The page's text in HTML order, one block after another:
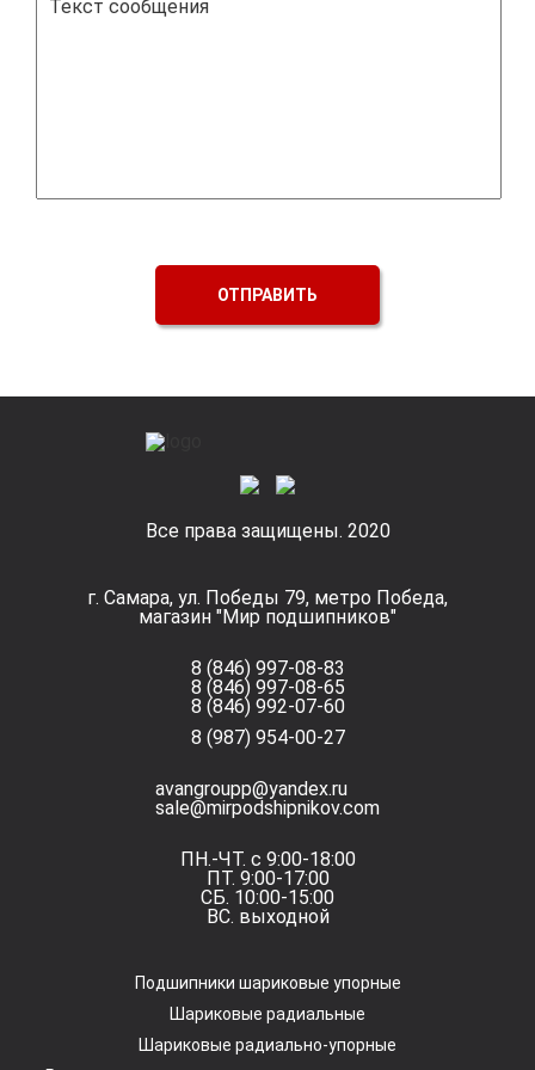
ОТПРАВИТЬ
Все права защищены. 2020
г. Самара, ул. Победы 79, метро Победа,
магазин "Мир подшипников"
8 (846) 997-08-83
8 (846) 997-08-65
8 (846) 992-07-60
8 (987) 954-00-27
avangroupp@yandex.ru
sale@mirpodshipnikov.com
ПН.-ЧТ. с 9:00-18:00
ПТ. 9:00-17:00
СБ. 10:00-15:00
ВС. выходной
Подшипники шариковые упорные
Шариковые радиальные
Шариковые радиально-упорные